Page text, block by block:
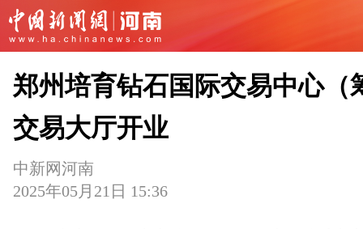
郑州培育钻石国际交易中心（
交易大厅开业
中新网河南
2025年05月21日 15:36